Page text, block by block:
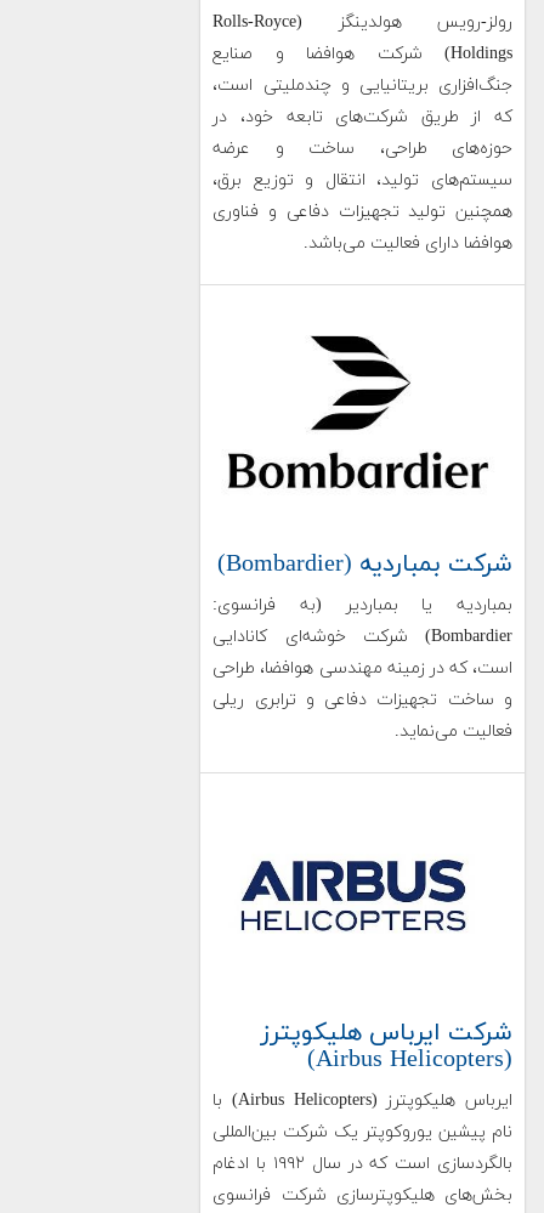
رولز-رویس هولدینگز (Rolls-Royce
Holdings) شرکت هوافضا و صنایع
جنگ‌افزاری بریتانیایی و چندملیتی است،
که از طریق شرکت‌های تابعه خود، در
حوزه‌های طراحی، ساخت و عرضه
سیستم‌های تولید، انتقال و توزیع برق،
همچنین تولید تجهیزات دفاعی و فناوری
هوافضا دارای فعالیت می‌باشد.
شرکت بمباردیه (Bombardier)
بمباردیه یا بمباردیر (به فرانسوی:
Bombardier) شرکت خوشه‌ای کانادایی
است، که در زمینه مهندسی هوافضا، طراحی
و ساخت تجهیزات دفاعی و ترابری ریلی
فعالیت می‌نماید.
شرکت ایرباس هلیکوپترز
(Airbus Helicopters)
ایرباس هلیکوپترز (Airbus Helicopters) با
نام پیشین یوروکوپتر یک شرکت بین‌المللی
بالگردسازی است که در سال ۱۹۹۲ با ادغام
بخش‌های هلیکوپترسازی شرکت فرانسوی